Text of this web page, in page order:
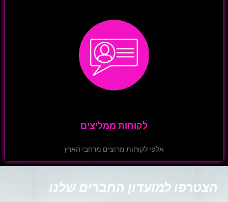
לקוחות ממליצים
אלפי לקוחות מרוצים מרחבי הארץ
הצטרפו למועדון החברים שלנו